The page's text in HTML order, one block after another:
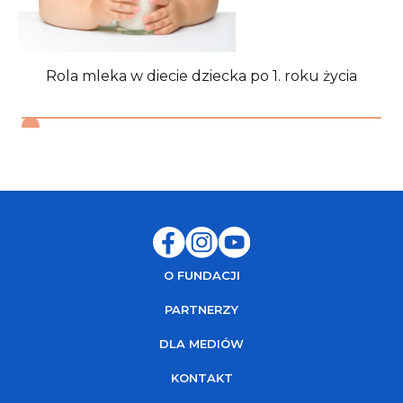
Rola mleka w diecie dziecka po 1. roku życia
O FUNDACJI
PARTNERZY
DLA MEDIÓW
KONTAKT